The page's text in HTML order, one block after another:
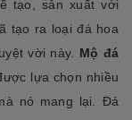
tạo, sản xuất với
tạo ra loại đá hoa
vời này. Mộ đá
lựa chọn nhiều
nó mang lại. Đá